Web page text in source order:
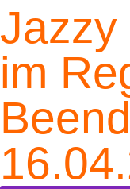
Jazzy
im